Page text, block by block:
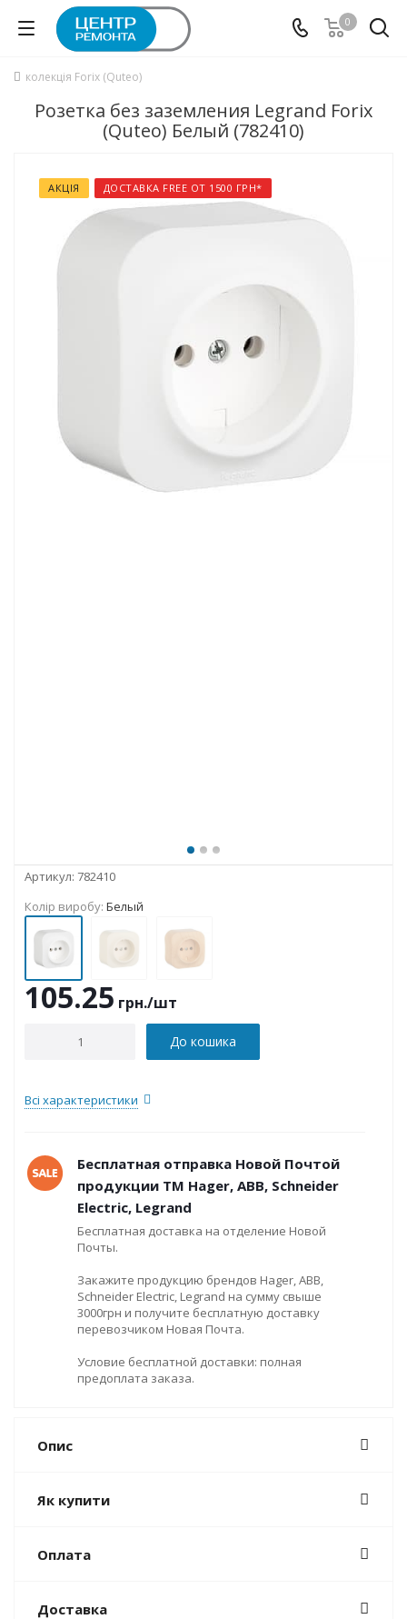
0
колекція Forix (Quteo)
Розетка без заземления Legrand Forix
(Quteo) Белый (782410)
АКЦІЯ ДОСТАВКА FREE ОТ 1500 ГРН*
Артикул: 782410
Колір виробу: Белый
105.25 грн./шт
До кошика
Всі характеристики
Бесплатная отправка Новой Почтой
продукции ТМ Hager, ABB, Schneider
Electric, Legrand
Бесплатная доставка на отделение Новой
Почты.
Закажите продукцию брендов Hager, ABB,
Schneider Electric, Legrand на сумму свыше
3000грн и получите бесплатную доставку
перевозчиком Новая Почта.
Условие бесплатной доставки: полная
предоплата заказа.
Опис
Як купити
Оплата
Доставка